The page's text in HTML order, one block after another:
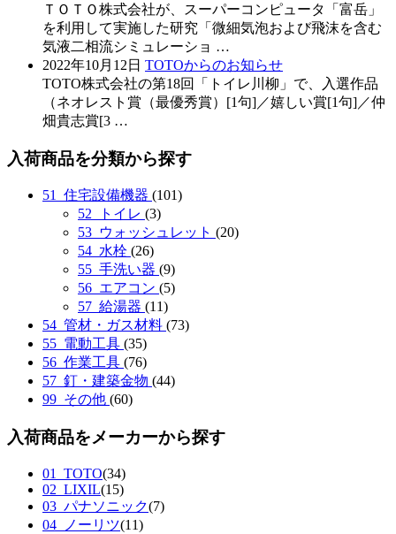
ＴＯＴＯ株式会社が、スーパーコンピュータ「富岳」
を利用して実施した研究「微細気泡および飛沫を含む
気液二相流シミュレーショ …
2022年10月12日 TOTOからのお知らせ
TOTO株式会社の第18回「トイレ川柳」で、入選作品
（ネオレスト賞（最優秀賞）[1句]／嬉しい賞[1句]／仲
畑貴志賞[3 …
入荷商品を分類から探す
51_住宅設備機器 (101)
52_トイレ (3)
53_ウォッシュレット (20)
54_水栓 (26)
55_手洗い器 (9)
56_エアコン (5)
57_給湯器 (11)
54_管材・ガス材料 (73)
55_電動工具 (35)
56_作業工具 (76)
57_釘・建築金物 (44)
99_その他 (60)
入荷商品をメーカーから探す
01_TOTO(34)
02_LIXIL(15)
03_パナソニック(7)
04_ノーリツ(11)